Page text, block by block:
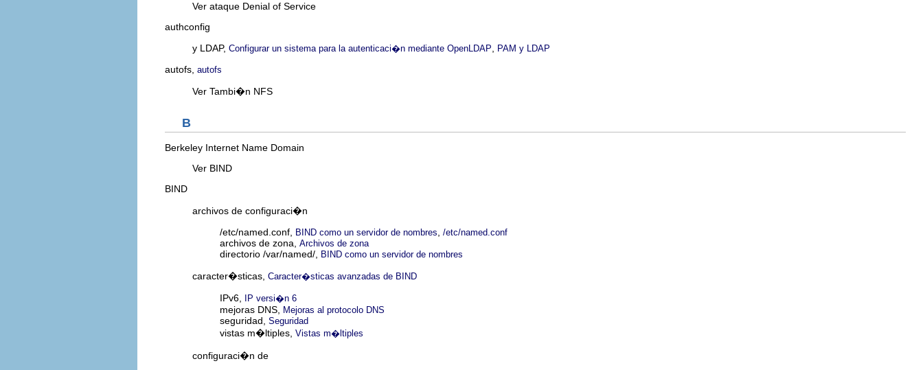
Ver ataque Denial of Service
authconfig
y LDAP, Configurar un sistema para la autenticaci�n mediante OpenLDAP PAM y LDAP
autofs, autofs
Ver Tambi�n NFS
B
Berkeley Internet Name Domain
Ver BIND
BIND
archivos de configuraci�n
/etc/named.conf, BIND como un servidor de nombres /etc/named.conf
archivos de zona, Archivos de zona
directorio /var/named/, BIND como un servidor de nombres
caracter�sticas, Caracter�sticas avanzadas de BIND
IPv6, IP versi�n 6
mejoras DNS, Mejoras al protocolo DNS
seguridad, Seguridad
vistas m�ltiples, Vistas m�ltiples
configuraci�n de